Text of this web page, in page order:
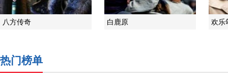
八方传奇 白鹿原 欢乐
热门榜单